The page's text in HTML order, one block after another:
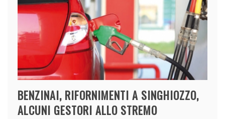
BENZINAI, RIFORNIMENTI A SINGHIOZZO,
ALCUNI GESTORI ALLO STREMO